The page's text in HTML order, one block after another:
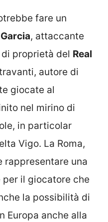
fare un
, attaccante
proprietà del Real
autore di
giocate al
nel mirino di
in particolar
Vigo. La Roma,
rappresentare una
il giocatore che
la possibilità di
Europa anche alla